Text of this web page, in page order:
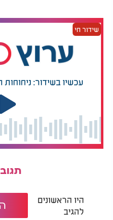
שידור חי
עכשיו בשידור: ניחוחות
היו הראשונים
להגיב